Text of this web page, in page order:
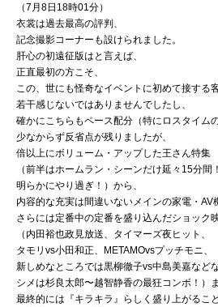
（7月8日18時01分）
衣裳は過去最高の評判、
記念撮影コーナーも設けられました。
肝心の初遠征版はと言えば、
正直最初の方こそ、
この、世にも怪奇なイベントに初めて接する
若干感じないではありませんでしたし、
確かにこちらもペース配分（特にロスタイム
少なからず反省点が残りましたが、
倍以上にボリューム・アップした王さん特集
（前半はホームラン・シーンだけ延々15分
明らかにやり過ぎ！）から、
内容的な充実は間違いないメインの家電・AV
さらには定番中の定番を盛り込んだショック
（内田裕也政見放送、タイマーズ夜ヒット、
タモリvs小田和正、METAMOvsプッチモニ、
新しめなところでは黒柳徹子vs中島美嘉など
シメは杉良太郎〜越智静香の最狂コンボ！）ま
最終的には『キラキラ』らしく盛り上がるこ